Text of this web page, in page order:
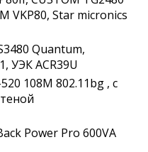
VKP80, Star micronics
Quantum,
УЭК ACR39U
108M 802.11bg , с
Power Pro 600VA